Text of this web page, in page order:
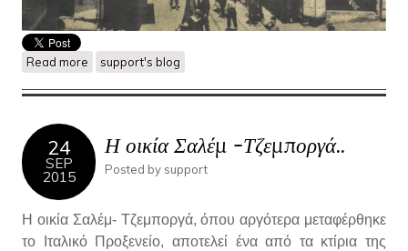
Read more about Σαμπρί πασάς, o πιο αγαπητός πασάς στους
Θεσσαλονικείς!
support's blog
24
SEP
2015
Η οικία Σαλέμ -Τζεμποργά..
Posted by support
Η οικία Σαλέμ- Τζεμποργά, όπου αργότερα μεταφέρθηκε
το Ιταλικό Προξενείο, αποτελεί ένα από τα κτίρια της